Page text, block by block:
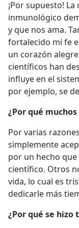
¡Por supuesto!
inmunológico
y que nos ama.
fortalecido mi fe
un corazón
científicos han
influye en el
por ejemplo, se
¿Por qué
Por varias
simplemente
por un hecho
científico. Otros
vida, lo cual es
dedicarle más
¿Por qué se hizo